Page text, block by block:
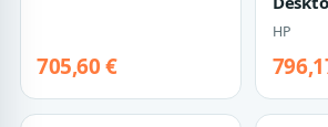
705,60 €
HP